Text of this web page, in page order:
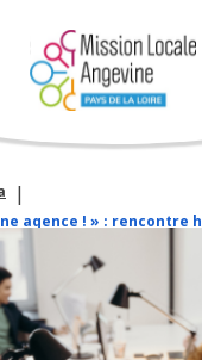
agence ! » : rencontre